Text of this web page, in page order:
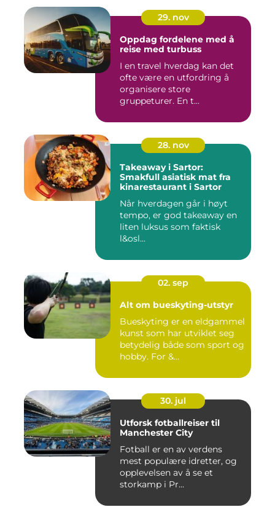
29. nov
Oppdag fordelene med å
reise med turbuss
I en travel hverdag kan det
ofte være en utfordring å
organisere store
gruppeturer. En t...
28. nov
Takeaway i Sartor:
Smakfull asiatisk mat fra
kinarestaurant i Sartor
Når hverdagen går i høyt
tempo, er god takeaway en
liten luksus som faktisk
l&osl...
02. sep
Alt om bueskyting-utstyr
Bueskyting er en eldgammel
kunst som har utviklet seg
betydelig både som sport og
hobby. For &...
30. jul
Utforsk fotballreiser til
Manchester City
Fotball er en av verdens
mest populære idretter, og
opplevelsen av å se et
storkamp i Pr...